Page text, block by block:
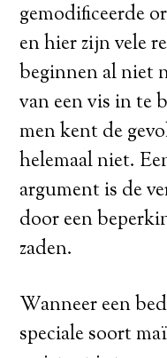
gemodificeerde
en hier zijn vele
beginnen al niet
van een vis in te
men kent de
helemaal niet.
argument is de
door een
zaden.
Wanneer een
speciale soort